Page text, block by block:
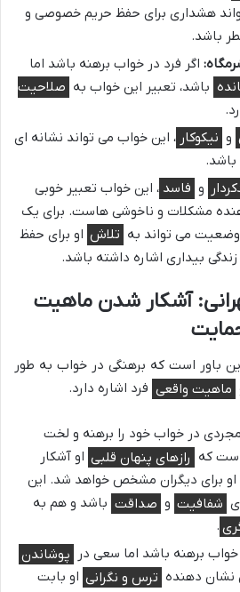
هشداری برای حفظ حریم خصوصی و
باشد.
اگر فرد در خواب برهنه باشد اما
باشد، تعبیر این خواب به صلاحیت
و نیکوکار ، این خواب می تواند نشانه ای
باشد.
و فاسد ، این خواب تعبیر خوبی
مشکلات و ناخوشی هاست. برای یک
وضعیت می تواند به تلاش او برای حفظ
زندگی بیداری اشاره داشته باشد.
آشکار شدن ماهیت
باور است که برهنگی در خواب به طور
ماهیت واقعی فرد اشاره دارد.
مجردی در خواب خود را برهنه و لخت
که رازهای پنهان قلبی او آشکار
او برای دیگران مشخص خواهد شد. این
شفافیت و صداقت باشد و هم به
.
خواب برهنه باشد اما سعی در پوشاندن
نشان دهنده ترس و نگرانی او بابت